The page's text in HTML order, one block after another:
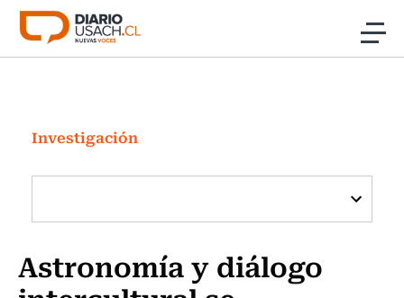
Click acá para ir directamente al contenido
Investigación
Cultura
Programas Radio y TV Usach
Investigación
Astronomía y diálogo